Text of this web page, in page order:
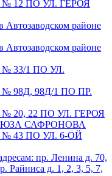
12 ПО УЛ. ГЕРОЯ
районе
районе
33/1 ПО УЛ.
98Д/1 ПО ПР.
22 ПО УЛ. ГЕРОЯ
САФРОНОВА
43 ПО УЛ. 6-ОЙ
пр. Ленина д. 70,
Райниса д. 1, 2, 3, 5, 7,